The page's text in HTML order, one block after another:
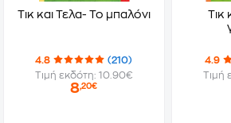
Τικ και Τελα- Το μπαλόνι
4.8
(210)
Τιμή εκδότη: 10.90€
8,20€
Τικ
4.9
Τιμή